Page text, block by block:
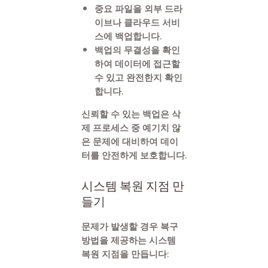
중요 파일을 외부 드라
이브나 클라우드 서비
스에 백업합니다.
백업의 무결성을 확인
하여 데이터에 접근할
수 있고 완전한지 확인
합니다.
신뢰할 수 있는 백업은 삭
제 프로세스 중 예기치 않
은 문제에 대비하여 데이
터를 안전하게 보호합니다.
시스템 복원 지점 만
들기
문제가 발생할 경우 복구
방법을 제공하는 시스템
복원 지점을 만듭니다: